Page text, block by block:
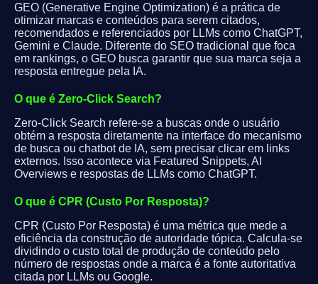
GEO (Generative Engine Optimization) é a prática de
otimizar marcas e conteúdos para serem citados,
recomendados e referenciados por LLMs como ChatGPT,
Gemini e Claude. Diferente do SEO tradicional que foca
em rankings, o GEO busca garantir que sua marca seja a
resposta entregue pela IA.
O que é Zero-Click Search?
Zero-Click Search refere-se a buscas onde o usuário
obtém a resposta diretamente na interface do mecanismo
de busca ou chatbot de IA, sem precisar clicar em links
externos. Isso acontece via Featured Snippets, AI
Overviews e respostas de LLMs como ChatGPT.
O que é CPR (Custo Por Resposta)?
CPR (Custo Por Resposta) é uma métrica que mede a
eficiência da construção de autoridade tópica. Calcula-se
dividindo o custo total de produção de conteúdo pelo
número de respostas onde a marca é a fonte autoritativa
citada por LLMs ou Google.